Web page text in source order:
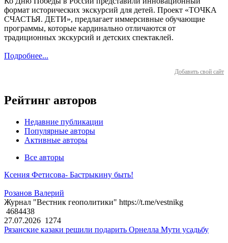
формат исторических экскурсий для детей. Проект «ТОЧКА
СЧАСТЬЯ. ДЕТИ», предлагает иммерсивные обучающие
программы, которые кардинально отличаются от
традиционных экскурсий и детских спектаклей.
Подробнее...
Добавить свой сайт
Рейтинг авторов
Недавние публикации
Популярные авторы
Активные авторы
Все авторы
Ксения Фетисова- Бастрыкину быть!
Розанов Валерий
Журнал "Вестник геополитики" https://t.me/vestnikg
4684438
27.07.2026 1274
Рязанские казаки решили подарить Орнелла Мути усадьбу